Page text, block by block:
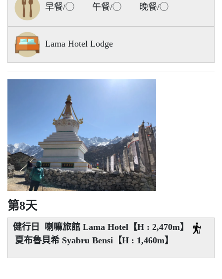
早餐/◯ 午餐/◯ 晚餐/◯
Lama Hotel Lodge
第8天
健行日 喇嘛旅館 Lama Hotel【H : 2,470m】
夏布魯貝希 Syabru Bensi【H : 1,460m】